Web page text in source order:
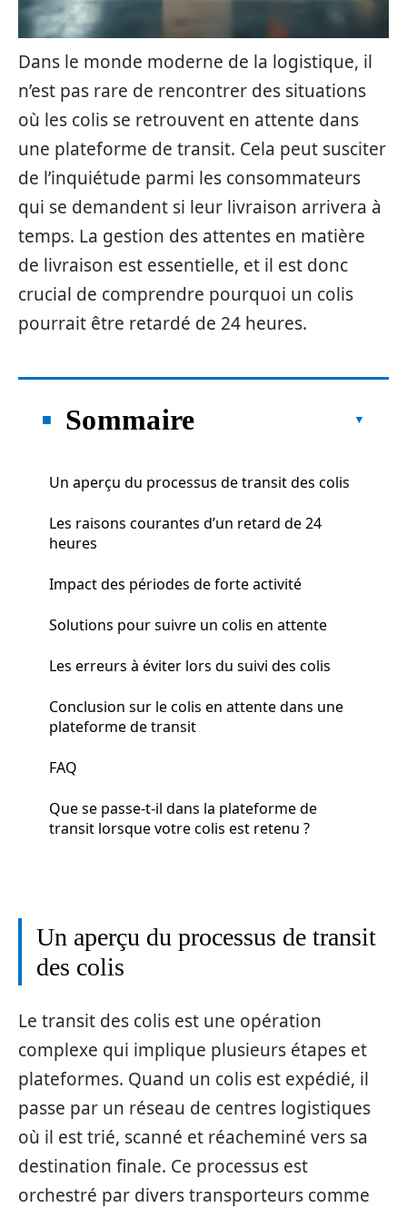
Dans le monde moderne de la logistique, il
n’est pas rare de rencontrer des situations
où les colis se retrouvent en attente dans
une plateforme de transit. Cela peut susciter
de l’inquiétude parmi les consommateurs
qui se demandent si leur livraison arrivera à
temps. La gestion des attentes en matière
de livraison est essentielle, et il est donc
crucial de comprendre pourquoi un colis
pourrait être retardé de 24 heures.
Sommaire
Un aperçu du processus de transit des colis
Les raisons courantes d’un retard de 24
heures
Impact des périodes de forte activité
Solutions pour suivre un colis en attente
Les erreurs à éviter lors du suivi des colis
Conclusion sur le colis en attente dans une
plateforme de transit
FAQ
Que se passe-t-il dans la plateforme de
transit lorsque votre colis est retenu ?
Un aperçu du processus de transit
des colis
Le transit des colis est une opération
complexe qui implique plusieurs étapes et
plateformes. Quand un colis est expédié, il
passe par un réseau de centres logistiques
où il est trié, scanné et réacheminé vers sa
destination finale. Ce processus est
orchestré par divers transporteurs comme